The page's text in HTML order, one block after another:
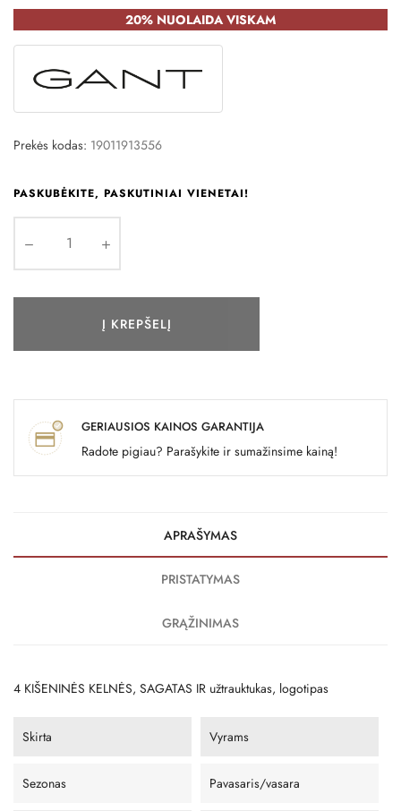
20% NUOLAIDA VISKAM
Prekės kodas: 19011913556
PASKUBĖKITE, PASKUTINIAI VIENETAI!
Į KREPŠELĮ
GERIAUSIOS KAINOS GARANTIJA
Radote pigiau? Parašykite ir sumažinsime kainą!
APRAŠYMAS
PRISTATYMAS
GRĄŽINIMAS
4 KIŠENINĖS KELNĖS, SAGATAS IR užtrauktukas, logotipas
Skirta Vyrams
Sezonas Pavasaris/vasara